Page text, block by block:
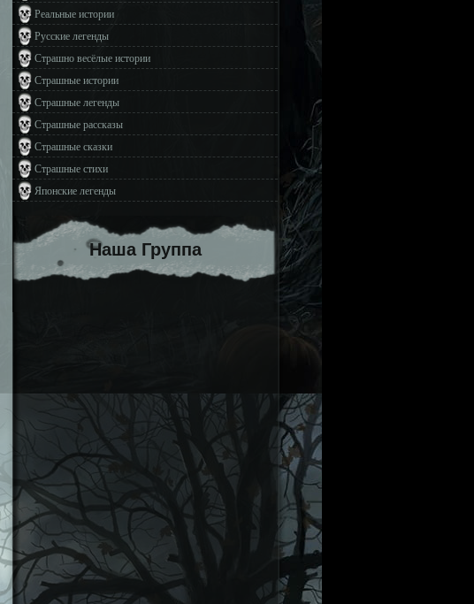
Реальные истории
Русские легенды
Страшно весёлые истории
Страшные истории
Страшные легенды
Страшные рассказы
Страшные сказки
Страшные стихи
Японские легенды
Наша Группа